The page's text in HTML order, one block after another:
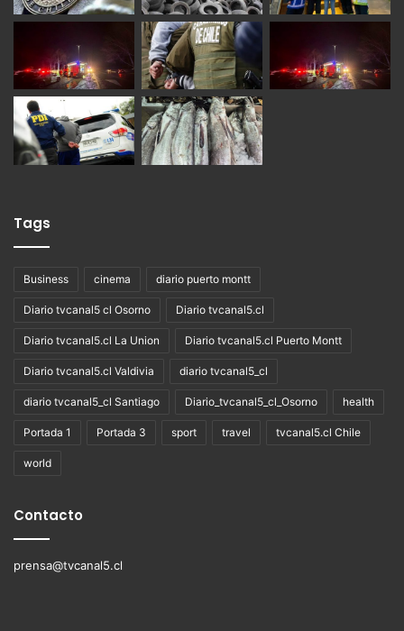
Tags
Business cinema diario puerto montt
Diario tvcanal5 cl Osorno Diario tvcanal5.cl
Diario tvcanal5.cl La Union Diario tvcanal5.cl Puerto Montt
Diario tvcanal5.cl Valdivia diario tvcanal5_cl
diario tvcanal5_cl Santiago Diario_tvcanal5_cl_Osorno health
Portada 1 Portada 3 sport travel tvcanal5.cl Chile
world
Contacto
prensa@tvcanal5.cl